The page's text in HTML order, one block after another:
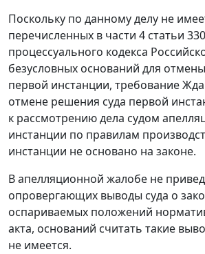
Поскольку по данному делу не
перечисленных в части 4 статьи 330
процессуального кодекса
безусловных оснований для отмены
первой инстанции, требование
отмене решения суда первой
к рассмотрению дела судом
инстанции по правилам
инстанции не основано на законе.
В апелляционной жалобе не
опровергающих выводы суда о
оспариваемых положений
акта, оснований считать такие
не имеется.